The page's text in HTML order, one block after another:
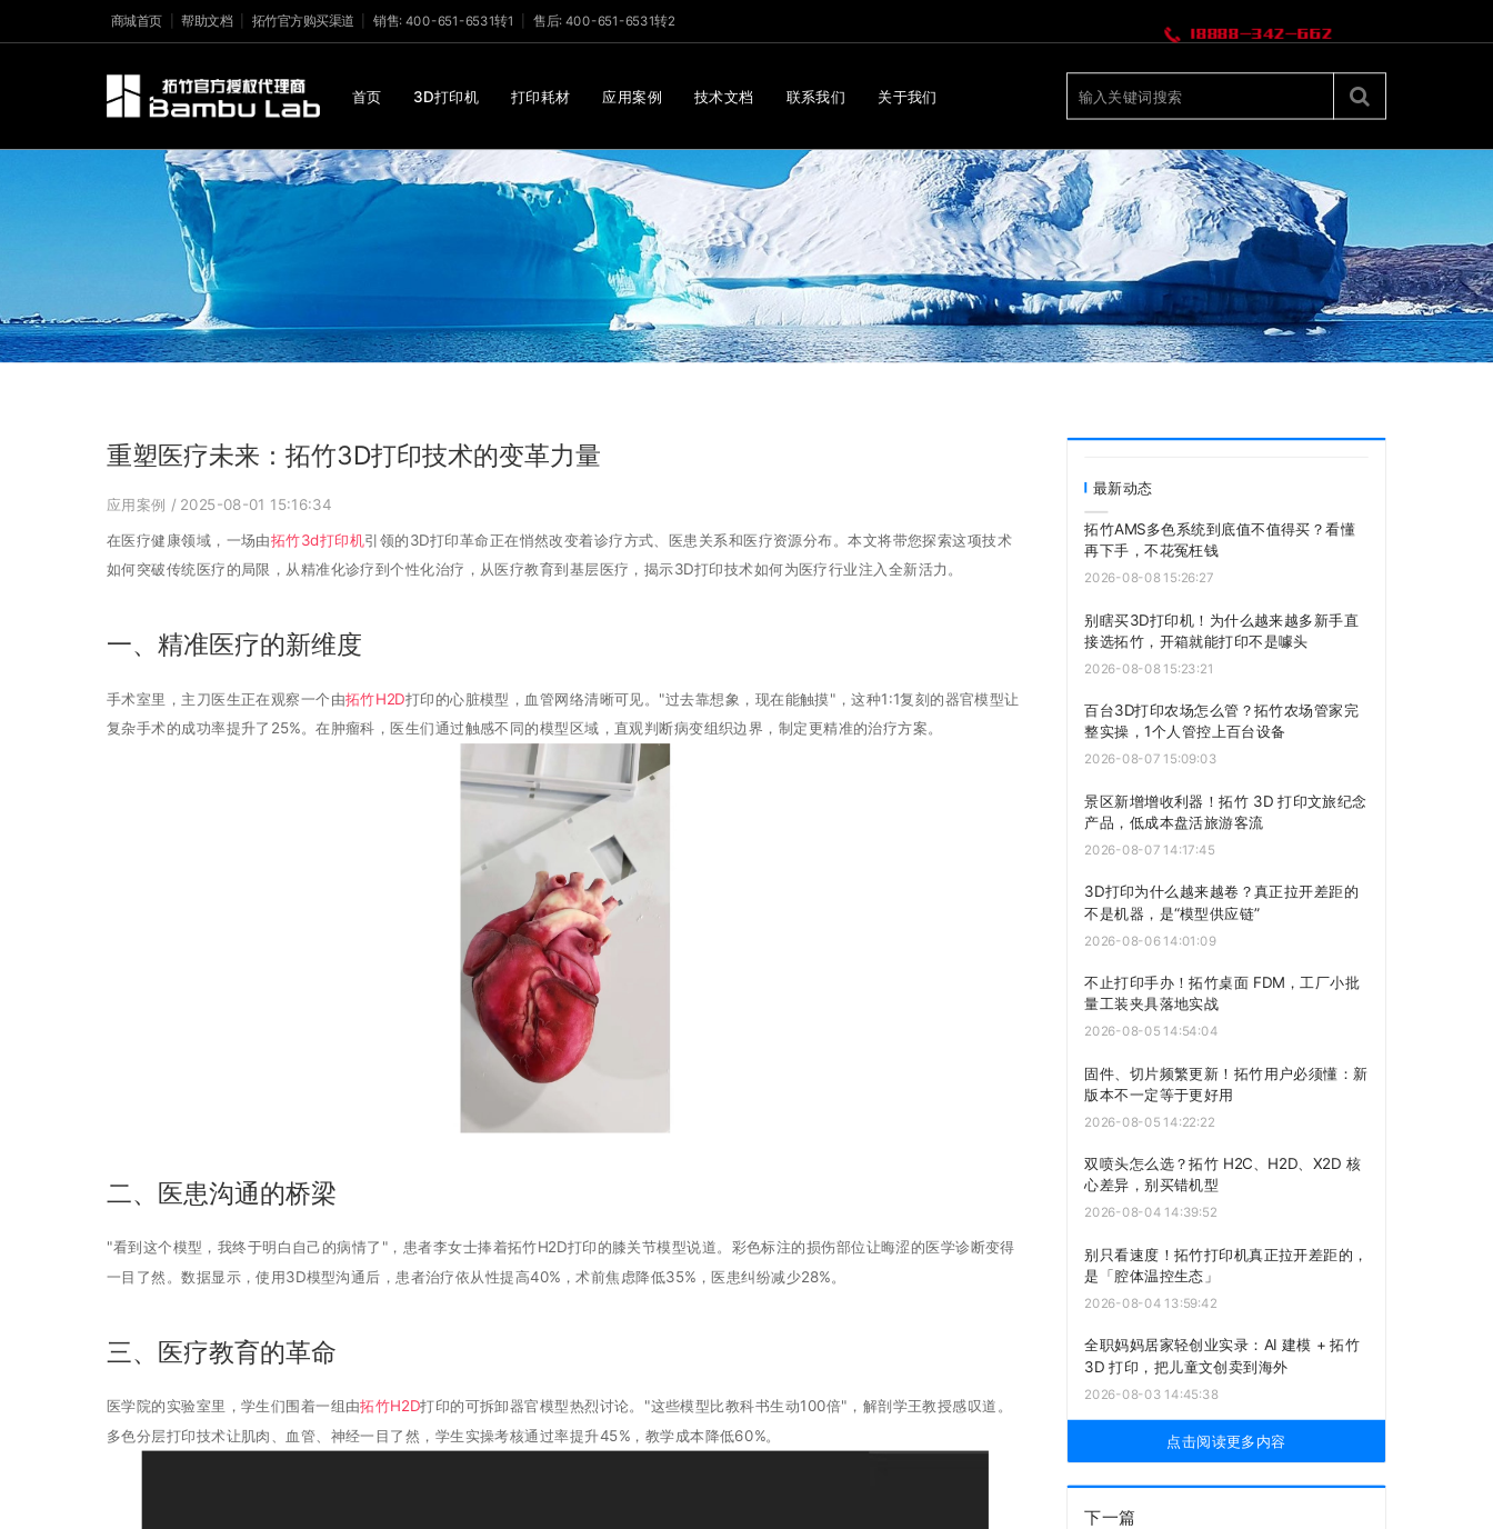
18888-342-662
商城首页 帮助文档 拓竹官方购买渠道 销售: 400-651-6531转1 售后: 400-651-6531转2
首页 3D打印机 打印耗材 应用案例 技术文档 联系我们 关于我们
重塑医疗未来：拓竹3D打印技术的变革力量
应用案例 / 2025-08-01 15:16:34
在医疗健康领域，一场由拓竹3d打印机引领的3D打印革命正在悄然改变着诊疗方式、医患关系和医疗资源分布。本文将带您探索这项技术
如何突破传统医疗的局限，从精准化诊疗到个性化治疗，从医疗教育到基层医疗，揭示3D打印技术如何为医疗行业注入全新活力。
一、精准医疗的新维度
手术室里，主刀医生正在观察一个由拓竹H2D打印的心脏模型，血管网络清晰可见。"过去靠想象，现在能触摸"，这种1:1复刻的器官模型让
复杂手术的成功率提升了25%。在肿瘤科，医生们通过触感不同的模型区域，直观判断病变组织边界，制定更精准的治疗方案。
二、医患沟通的桥梁
"看到这个模型，我终于明白自己的病情了"，患者李女士捧着拓竹H2D打印的膝关节模型说道。彩色标注的损伤部位让晦涩的医学诊断变得
一目了然。数据显示，使用3D模型沟通后，患者治疗依从性提高40%，术前焦虑降低35%，医患纠纷减少28%。
三、医疗教育的革命
医学院的实验室里，学生们围着一组由拓竹H2D打印的可拆卸器官模型热烈讨论。"这些模型比教科书生动100倍"，解剖学王教授感叹道。
多色分层打印技术让肌肉、血管、神经一目了然，学生实操考核通过率提升45%，教学成本降低60%。
最新动态
拓竹AMS多色系统到底值不值得买？看懂
再下手，不花冤枉钱
2026-08-08 15:26:27
别瞎买3D打印机！为什么越来越多新手直
接选拓竹，开箱就能打印不是噱头
2026-08-08 15:23:21
百台3D打印农场怎么管？拓竹农场管家完
整实操，1个人管控上百台设备
2026-08-07 15:09:03
景区新增增收利器！拓竹 3D 打印文旅纪念
产品，低成本盘活旅游客流
2026-08-07 14:17:45
3D打印为什么越来越卷？真正拉开差距的
不是机器，是“模型供应链”
2026-08-06 14:01:09
不止打印手办！拓竹桌面 FDM，工厂小批
量工装夹具落地实战
2026-08-05 14:54:04
固件、切片频繁更新！拓竹用户必须懂：新
版本不一定等于更好用
2026-08-05 14:22:22
双喷头怎么选？拓竹 H2C、H2D、X2D 核
心差异，别买错机型
2026-08-04 14:39:52
别只看速度！拓竹打印机真正拉开差距的，
是「腔体温控生态」
2026-08-04 13:59:42
全职妈妈居家轻创业实录：AI 建模 + 拓竹
3D 打印，把儿童文创卖到海外
2026-08-03 14:45:38
点击阅读更多内容
下一篇